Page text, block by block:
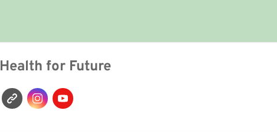
Health for Future